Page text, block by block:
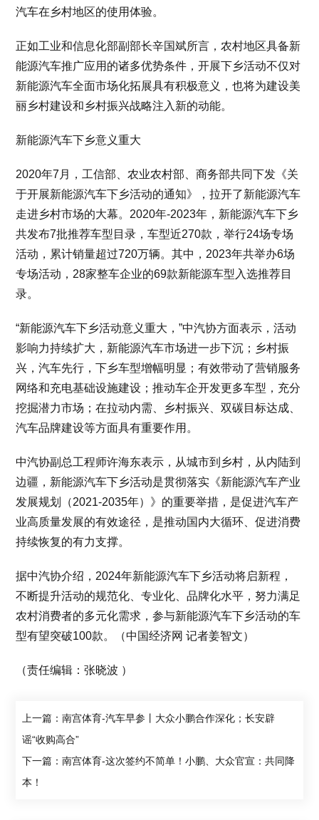
汽车在乡村地区的使用体验。
正如工业和信息化部副部长辛国斌所言，农村地区具备新
能源汽车推广应用的诸多优势条件，开展下乡活动不仅对
新能源汽车全面市场化拓展具有积极意义，也将为建设美
丽乡村建设和乡村振兴战略注入新的动能。
新能源汽车下乡意义重大
2020年7月，工信部、农业农村部、商务部共同下发《关
于开展新能源汽车下乡活动的通知》，拉开了新能源汽车
走进乡村市场的大幕。2020年-2023年，新能源汽车下乡
共发布7批推荐车型目录，车型近270款，举行24场专场
活动，累计销量超过720万辆。其中，2023年共举办6场
专场活动，28家整车企业的69款新能源车型入选推荐目
录。
“新能源汽车下乡活动意义重大，”中汽协方面表示，活动
影响力持续扩大，新能源汽车市场进一步下沉；乡村振
兴，汽车先行，下乡车型增幅明显；有效带动了营销服务
网络和充电基础设施建设；推动车企开发更多车型，充分
挖掘潜力市场；在拉动内需、乡村振兴、双碳目标达成、
汽车品牌建设等方面具有重要作用。
中汽协副总工程师许海东表示，从城市到乡村，从内陆到
边疆，新能源汽车下乡活动是贯彻落实《新能源汽车产业
发展规划（2021-2035年）》的重要举措，是促进汽车产
业高质量发展的有效途径，是推动国内大循环、促进消费
持续恢复的有力支撑。
据中汽协介绍，2024年新能源汽车下乡活动将启新程，
不断提升活动的规范化、专业化、品牌化水平，努力满足
农村消费者的多元化需求，参与新能源汽车下乡活动的车
型有望突破100款。（中国经济网 记者姜智文）
（责任编辑：张晓波 ）
上一篇：南宫体育-汽车早参丨大众小鹏合作深化；长安辟
谣“收购高合”
下一篇：南宫体育-这次签约不简单！小鹏、大众官宣：共同降
本！